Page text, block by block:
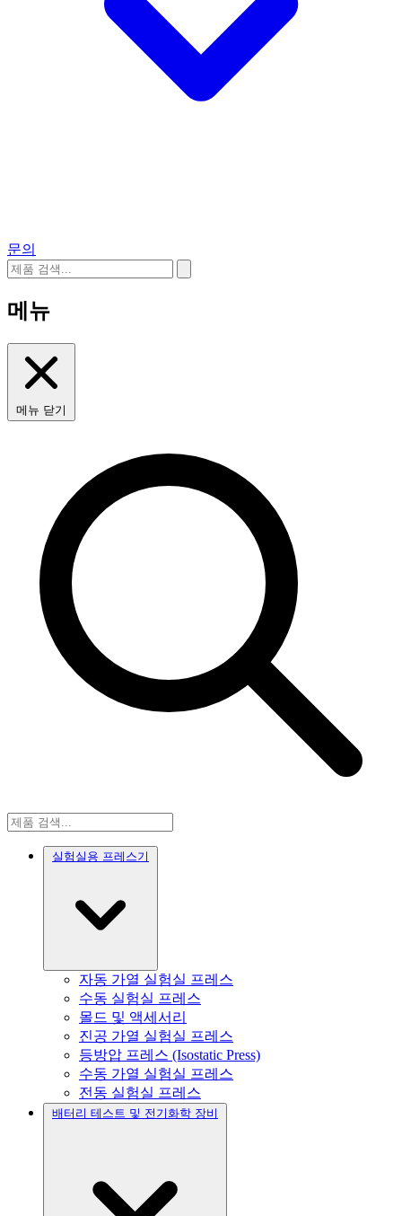
문의
메뉴
메뉴 닫기
실험실용 프레스기
자동 가열 실험실 프레스
수동 실험실 프레스
몰드 및 액세서리
진공 가열 실험실 프레스
등방압 프레스 (Isostatic Press)
수동 가열 실험실 프레스
전동 실험실 프레스
배터리 테스트 및 전기화학 장비